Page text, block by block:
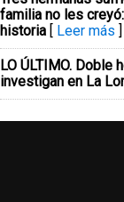
familia no les
historia [ Leer más ]
LO ÚLTIMO. Doble
investigan en La